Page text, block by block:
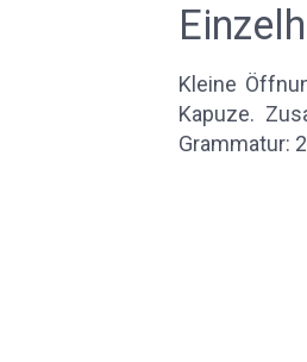
Kleine
Kapuze.
Grammatur: